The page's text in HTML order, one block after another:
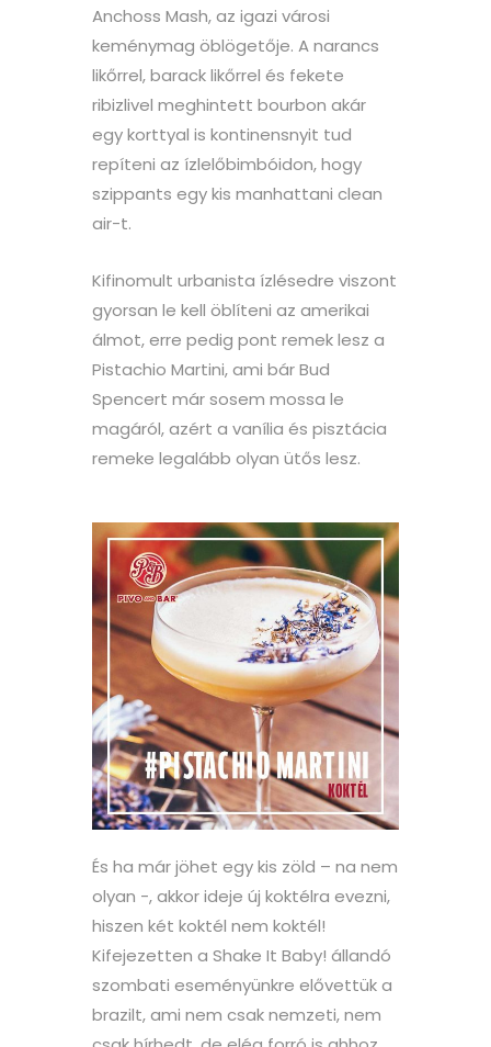
Anchoss Mash, az igazi városi
keménymag öblögetője. A narancs
likőrrel, barack likőrrel és fekete
ribizlivel meghintett bourbon akár
egy korttyal is kontinensnyit tud
repíteni az ízlelőbimbóidon, hogy
szippants egy kis manhattani clean
air-t.
Kifinomult urbanista ízlésedre viszont
gyorsan le kell öblíteni az amerikai
álmot, erre pedig pont remek lesz a
Pistachio Martini, ami bár Bud
Spencert már sosem mossa le
magáról, azért a vanília és pisztácia
remeke legalább olyan ütős lesz.
És ha már jöhet egy kis zöld – na nem
olyan -, akkor ideje új koktélra evezni,
hiszen két koktél nem koktél!
Kifejezetten a Shake It Baby! állandó
szombati eseményünkre elővettük a
brazilt, ami nem csak nemzeti, nem